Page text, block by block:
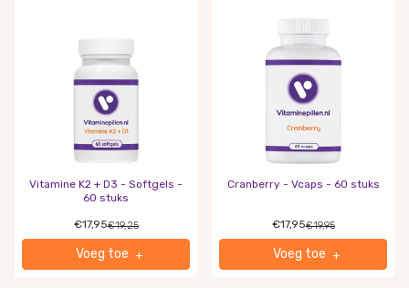
Vitamine K2 + D3 - Softgels -
60 stuks
€19,25
€17,95
+
Voeg toe
Cranberry - Vcaps - 60 stuks
€19,95
€17,95
+
Voeg toe